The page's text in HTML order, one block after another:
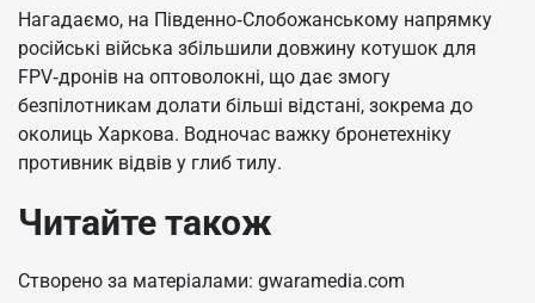
Нагадаємо, на Південно‑Слобожанському напрямку
російські війська збільшили довжину котушок для
FPV‑дронів на оптоволокні, що дає змогу
безпілотникам долати більші відстані, зокрема до
околиць Харкова. Водночас важку бронетехніку
противник відвів у глиб тилу.
Читайте також
Створено за матеріалами: gwaramedia.com